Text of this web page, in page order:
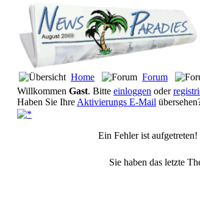
Home Forum
Willkommen Gast. Bitte einloggen oder
Haben Sie Ihre Aktivierungs E-Mail
Ein Fehler ist aufgetreten!
Sie haben das letzte